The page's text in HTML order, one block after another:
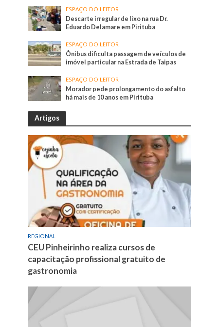
ESPAÇO DO LEITOR
Descarte irregular de lixo na rua Dr.
Eduardo Delamare em Pirituba
ESPAÇO DO LEITOR
Ônibus dificulta passagem de veículos de
imóvel particular na Estrada de Taipas
ESPAÇO DO LEITOR
Morador pede prolongamento do asfalto
há mais de 10 anos em Pirituba
Artigos
REGIONAL
CEU Pinheirinho realiza cursos de
capacitação profissional gratuito de
gastronomia